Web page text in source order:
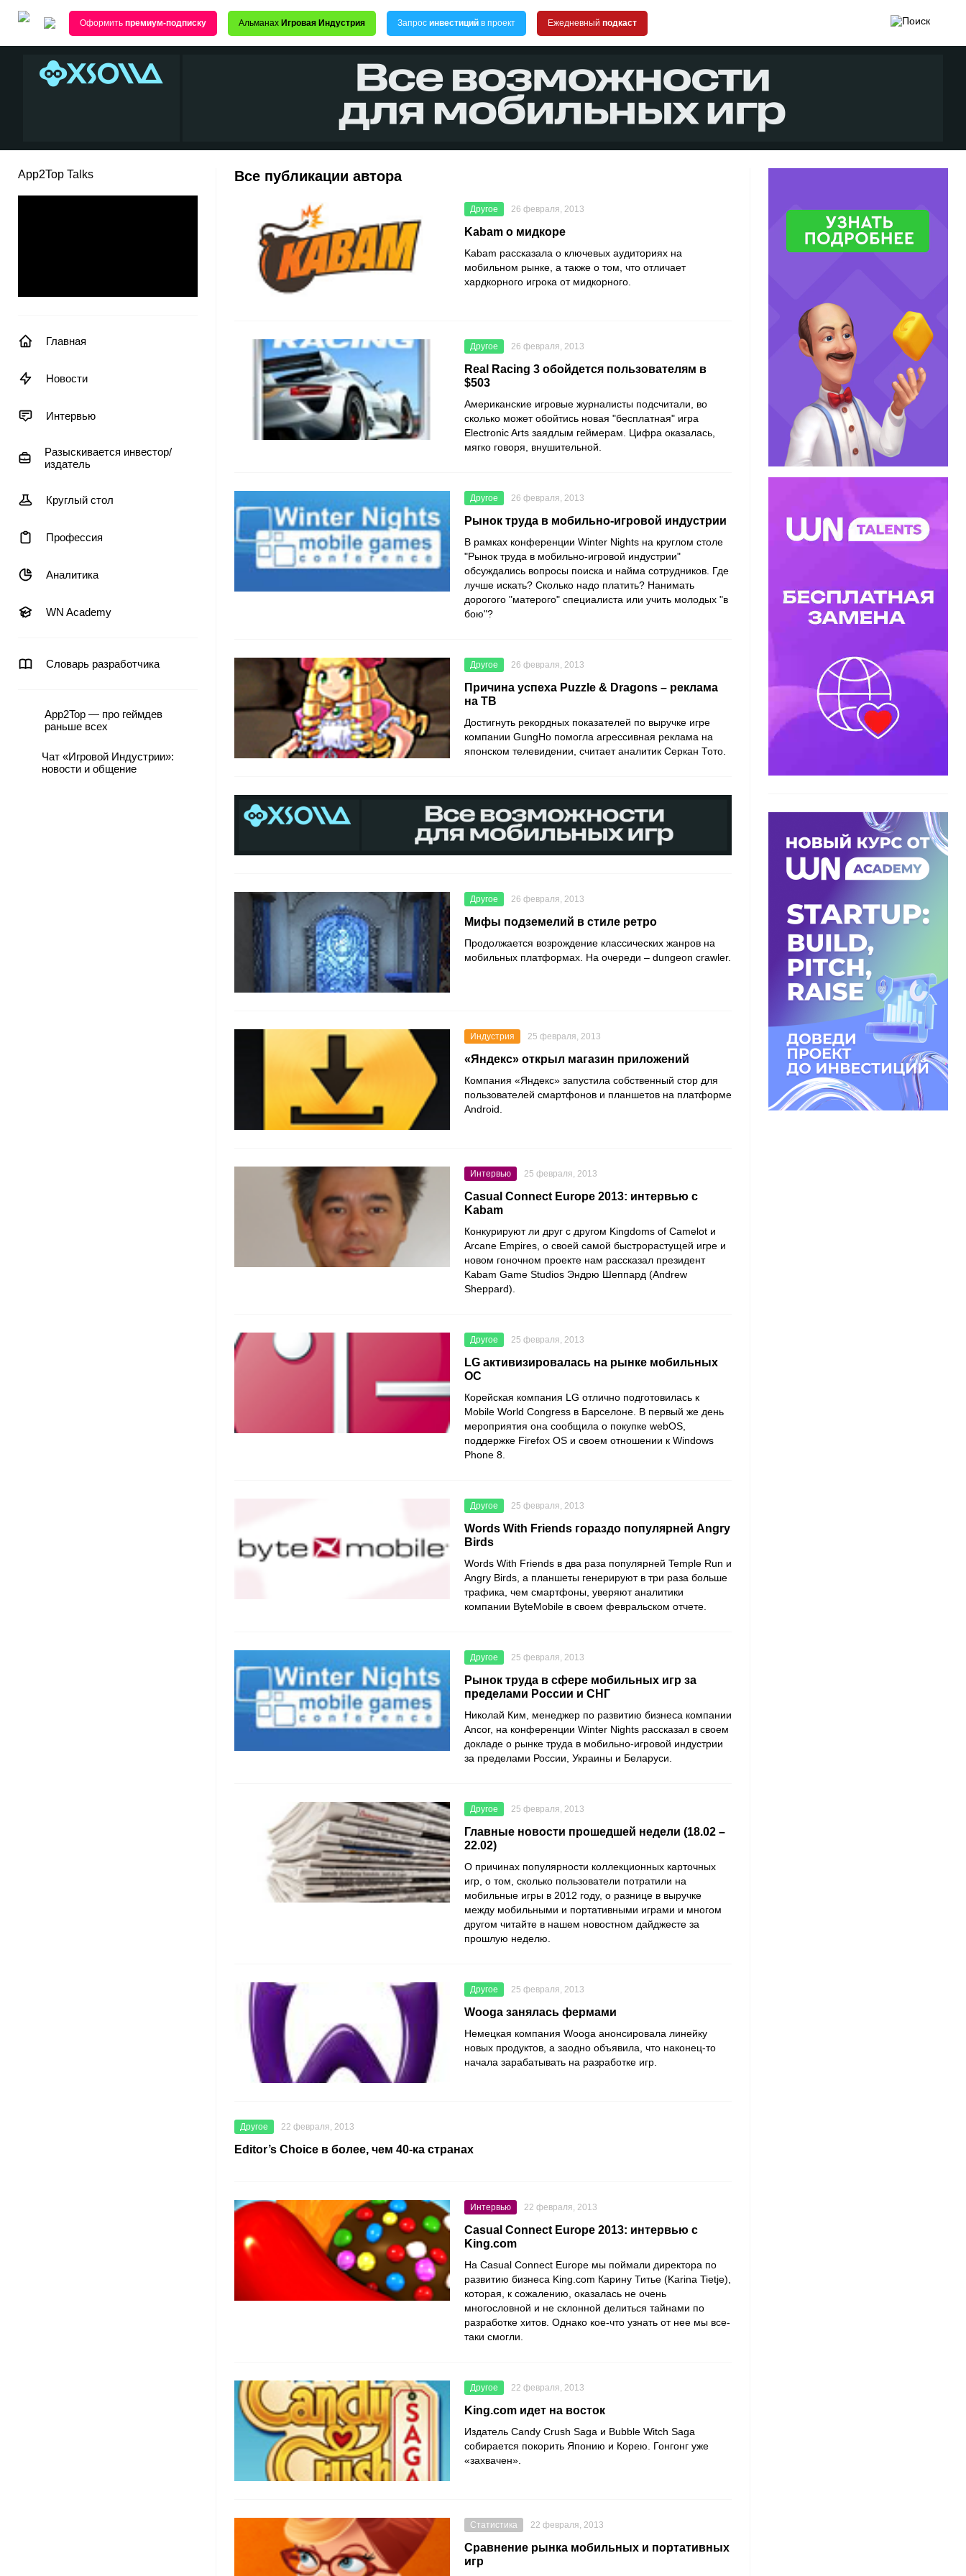
Оформить премиум-подписку Альманах Игровая Индустрия Запрос инвестиций в проект Ежедневный подкаст
App2Top Talks
Главная
Новости
Интервью
Разыскивается инвестор/
издатель
Круглый стол
Профессия
Аналитика
WN Academy
Словарь разработчика
App2Top — про геймдев
раньше всех
Чат «Игровой Индустрии»:
новости и общение
Все публикации автора
Другое 26 февраля, 2013
Kabam о мидкоре
Kabam рассказала о ключевых аудиториях на
мобильном рынке, а также о том, что отличает
хардкорного игрока от мидкорного.
Другое 26 февраля, 2013
Real Racing 3 обойдется пользователям в
$503
Американские игровые журналисты подсчитали, во
сколько может обойтись новая "бесплатная" игра
Electronic Arts заядлым геймерам. Цифра оказалась,
мягко говоря, внушительной.
Другое 26 февраля, 2013
Рынок труда в мобильно-игровой индустрии
В рамках конференции Winter Nights на круглом столе
"Рынок труда в мобильно-игровой индустрии"
обсуждались вопросы поиска и найма сотрудников. Где
лучше искать? Сколько надо платить? Нанимать
дорогого "матерого" специалиста или учить молодых "в
бою"?
Другое 26 февраля, 2013
Причина успеха Puzzle & Dragons – реклама
на ТВ
Достигнуть рекордных показателей по выручке игре
компании GungHo помогла агрессивная реклама на
японском телевидении, считает аналитик Серкан Тото.
Другое 26 февраля, 2013
Мифы подземелий в стиле ретро
Продолжается возрождение классических жанров на
мобильных платформах. На очереди – dungeon crawler.
Индустрия 25 февраля, 2013
«Яндекс» открыл магазин приложений
Компания «Яндекс» запустила собственный стор для
пользователей смартфонов и планшетов на платформе
Android.
Интервью 25 февраля, 2013
Casual Connect Europe 2013: интервью с
Kabam
Конкурируют ли друг с другом Kingdoms of Camelot и
Arcane Empires, о своей самой быстрорастущей игре и
новом гоночном проекте нам рассказал президент
Kabam Game Studios Эндрю Шеппард (Andrew
Sheppard).
Другое 25 февраля, 2013
LG активизировалась на рынке мобильных
ОС
Корейская компания LG отлично подготовилась к
Mobile World Congress в Барселоне. В первый же день
мероприятия она сообщила о покупке webOS,
поддержке Firefox OS и своем отношении к Windows
Phone 8.
Другое 25 февраля, 2013
Words With Friends гораздо популярней Angry
Birds
Words With Friends в два раза популярней Temple Run и
Angry Birds, а планшеты генерируют в три раза больше
трафика, чем смартфоны, уверяют аналитики
компании ByteMobile в своем февральском отчете.
Другое 25 февраля, 2013
Рынок труда в сфере мобильных игр за
пределами России и СНГ
Николай Ким, менеджер по развитию бизнеса компании
Ancor, на конференции Winter Nights рассказал в своем
докладе о рынке труда в мобильно-игровой индустрии
за пределами России, Украины и Беларуси.
Другое 25 февраля, 2013
Главные новости прошедшей недели (18.02 –
22.02)
О причинах популярности коллекционных карточных
игр, о том, сколько пользователи потратили на
мобильные игры в 2012 году, о разнице в выручке
между мобильными и портативными играми и многом
другом читайте в нашем новостном дайджесте за
прошлую неделю.
Другое 25 февраля, 2013
Wooga занялась фермами
Немецкая компания Wooga анонсировала линейку
новых продуктов, а заодно объявила, что наконец-то
начала зарабатывать на разработке игр.
Другое 22 февраля, 2013
Editor’s Choice в более, чем 40-ка странах
Интервью 22 февраля, 2013
Casual Connect Europe 2013: интервью с
King.com
На Casual Connect Europe мы поймали директора по
развитию бизнеса King.com Карину Титье (Karina Tietje),
которая, к сожалению, оказалась не очень
многословной и не склонной делиться тайнами по
разработке хитов. Однако кое-что узнать от нее мы все-
таки смогли.
Другое 22 февраля, 2013
King.com идет на восток
Издатель Candy Crush Saga и Bubble Witch Saga
собирается покорить Японию и Корею. Гонгонг уже
«захвачен».
Статистика 22 февраля, 2013
Сравнение рынка мобильных и портативных
игр